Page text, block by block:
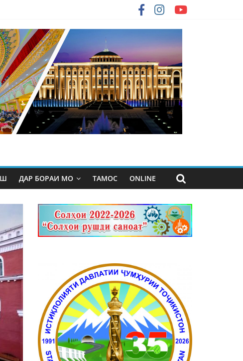
ДАР БОРАИ МО ТАМОС ONLINE